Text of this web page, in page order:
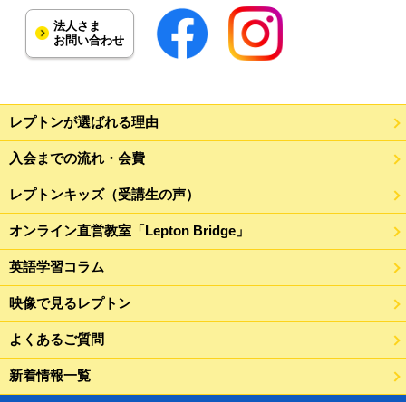
法人さま
お問い合わせ
レプトンが選ばれる理由
入会までの流れ・会費
レプトンキッズ（受講生の声）
オンライン直営教室「Lepton Bridge」
英語学習コラム
映像で見るレプトン
よくあるご質問
新着情報一覧